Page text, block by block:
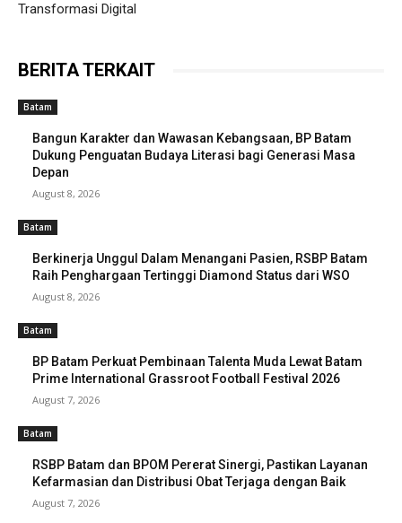
Transformasi Digital
BERITA TERKAIT
Batam
Bangun Karakter dan Wawasan Kebangsaan, BP Batam
Dukung Penguatan Budaya Literasi bagi Generasi Masa
Depan
August 8, 2026
Batam
Berkinerja Unggul Dalam Menangani Pasien, RSBP Batam
Raih Penghargaan Tertinggi Diamond Status dari WSO
August 8, 2026
Batam
BP Batam Perkuat Pembinaan Talenta Muda Lewat Batam
Prime International Grassroot Football Festival 2026
August 7, 2026
Batam
RSBP Batam dan BPOM Pererat Sinergi, Pastikan Layanan
Kefarmasian dan Distribusi Obat Terjaga dengan Baik
August 7, 2026